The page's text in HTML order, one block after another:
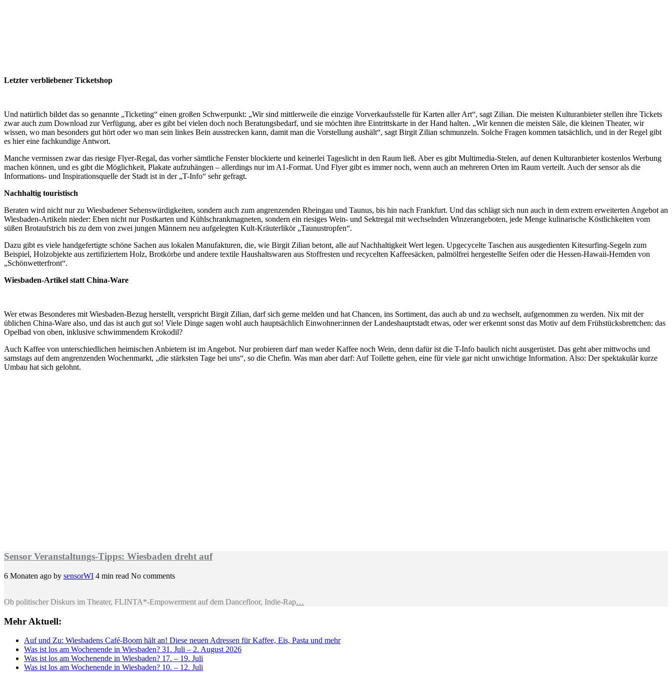
Letzter verbliebener Ticketshop
Und natürlich bildet das so genannte „Ticketing“ einen großen Schwerpunkt: „Wir sind mittlerweile die einzige Vorverkaufsstelle für Karten aller Art“, sagt Zilian. Die meisten Kulturanbieter stellen ihre Tickets
zwar auch zum Download zur Verfügung, aber es gibt bei vielen doch noch Beratungsbedarf, und sie möchten ihre Eintrittskarte in der Hand halten. „Wir kennen die meisten Säle, die kleinen Theater, wir
wissen, wo man besonders gut hört oder wo man sein linkes Bein ausstrecken kann, damit man die Vorstellung aushält“, sagt Birgit Zilian schmunzeln. Solche Fragen kommen tatsächlich, und in der Regel gibt
es hier eine fachkundige Antwort.
Manche vermissen zwar das riesige Flyer-Regal, das vorher sämtliche Fenster blockierte und keinerlei Tageslicht in den Raum ließ. Aber es gibt Multimedia-Stelen, auf denen Kulturanbieter kostenlos Werbung
machen können, und es gibt die Möglichkeit, Plakate aufzuhängen – allerdings nur im A1-Format. Und Flyer gibt es immer noch, wenn auch an mehreren Orten im Raum verteilt. Auch der sensor als die
Informations- und Inspirationsquelle der Stadt ist in der „T-Info“ sehr gefragt.
Nachhaltig touristisch
Beraten wird nicht nur zu Wiesbadener Sehenswürdigkeiten, sondern auch zum angrenzenden Rheingau und Taunus, bis hin nach Frankfurt. Und das schlägt sich nun auch in dem extrem erweiterten Angebot an
Wiesbaden-Artikeln nieder: Eben nicht nur Postkarten und Kühlschrankmagneten, sondern ein riesiges Wein- und Sektregal mit wechselnden Winzerangeboten, jede Menge kulinarische Köstlichkeiten vom
süßen Brotaufstrich bis zu dem von zwei jungen Männern neu aufgelegten Kult-Kräuterlikör „Taunustropfen“.
Dazu gibt es viele handgefertigte schöne Sachen aus lokalen Manufakturen, die, wie Birgit Zilian betont, alle auf Nachhaltigkeit Wert legen. Upgecycelte Taschen aus ausgedienten Kitesurfing-Segeln zum
Beispiel, Holzobjekte aus zertifiziertem Holz, Brotkörbe und andere textile Haushaltswaren aus Stoffresten und recycelten Kaffeesäcken, palmölfrei hergestellte Seifen oder die Hessen-Hawaii-Hemden von
„Schönwetterfront“.
Wiesbaden-Artikel statt China-Ware
Wer etwas Besonderes mit Wiesbaden-Bezug herstellt, verspricht Birgit Zilian, darf sich gerne melden und hat Chancen, ins Sortiment, das auch ab und zu wechselt, aufgenommen zu werden. Nix mit der
üblichen China-Ware also, und das ist auch gut so! Viele Dinge sagen wohl auch hauptsächlich Einwohner:innen der Landeshauptstadt etwas, oder wer erkennt sonst das Motiv auf dem Frühstücksbrettchen: das
Opelbad von oben, inklusive schwimmendem Krokodil?
Auch Kaffee von unterschiedlichen heimischen Anbietern ist im Angebot. Nur probieren darf man weder Kaffee noch Wein, denn dafür ist die T-Info baulich nicht ausgerüstet. Das geht aber mittwochs und
samstags auf dem angrenzenden Wochenmarkt, „die stärksten Tage bei uns“, so die Chefin. Was man aber darf: Auf Toilette gehen, eine für viele gar nicht unwichtige Information. Also: Der spektakulär kurze
Umbau hat sich gelohnt.
Sensor Veranstaltungs-Tipps: Wiesbaden dreht auf
6 Monaten ago by sensorWI 4 min read No comments
Ob politischer Diskurs im Theater, FLINTA*-Empowerment auf dem Dancefloor, Indie-Rap…
Mehr Aktuell:
Auf und Zu: Wiesbadens Café-Boom hält an! Diese neuen Adressen für Kaffee, Eis, Pasta und mehr
Was ist los am Wochenende in Wiesbaden? 31. Juli – 2. August 2026
Was ist los am Wochenende in Wiesbaden? 17. – 19. Juli
Was ist los am Wochenende in Wiesbaden? 10. – 12. Juli